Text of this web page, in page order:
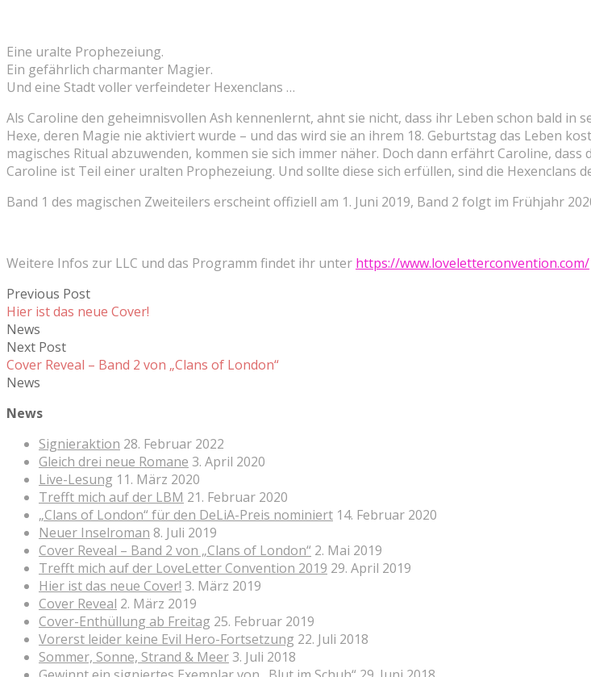
Eine uralte Prophezeiung.
Ein gefährlich charmanter Magier.
Und eine Stadt voller verfeindeter Hexenclans …
Als Caroline den geheimnisvollen Ash kennenlernt, ahnt sie nicht, dass ihr Leben schon bald in
Hexe, deren Magie nie aktiviert wurde – und das wird sie an ihrem 18. Geburtstag das Leben
magisches Ritual abzuwenden, kommen sie sich immer näher. Doch dann erfährt Caroline,
Caroline ist Teil einer uralten Prophezeiung. Und sollte diese sich erfüllen, sind die Hexenclans
Band 1 des magischen Zweiteilers erscheint offiziell am 1. Juni 2019, Band 2 folgt im Frühjahr
Weitere Infos zur LLC und das Programm findet ihr unter https://www.loveletterconvention.com/
Previous Post
Hier ist das neue Cover!
News
Next Post
Cover Reveal – Band 2 von „Clans of London“
News
News
Signieraktion 28. Februar 2022
Gleich drei neue Romane 3. April 2020
Live-Lesung 11. März 2020
Trefft mich auf der LBM 21. Februar 2020
„Clans of London“ für den DeLiA-Preis nominiert 14. Februar 2020
Neuer Inselroman 8. Juli 2019
Cover Reveal – Band 2 von „Clans of London“ 2. Mai 2019
Trefft mich auf der LoveLetter Convention 2019 29. April 2019
Hier ist das neue Cover! 3. März 2019
Cover Reveal 2. März 2019
Cover-Enthüllung ab Freitag 25. Februar 2019
Vorerst leider keine Evil Hero-Fortsetzung 22. Juli 2018
Sommer, Sonne, Strand & Meer3. Juli 2018